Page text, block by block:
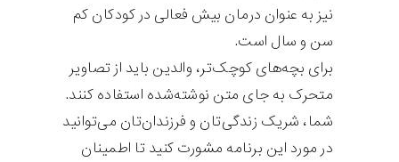
نیز به عنوان درمان بیش فعالی در کودکان کم
سن و سال است.
برای بچه‌های کوچک‌تر، والدین باید از تصاویر
متحرک به جای متن نوشته‌شده استفاده کنند.
شما، شریک زندگی‌تان و فرزندان‌تان می‌توانید
در مورد این برنامه مشورت کنید تا اطمینان